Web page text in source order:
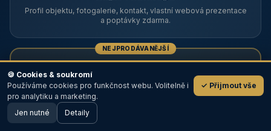
Profil objektu, fotogalerie, kontakt, vlastní webová prezentace
a poptávky zdarma.
NEJPRODÁVANĚJŠÍ
Prémiový partner
TOP pozice na titulce, přednost ve výpisech, zlatý odznak a
💬
🖥️ Desktop verze
🍪 Cookies & soukromí
Používáme cookies pro funkčnost webu. Volitelně i
pro analytiku a marketing.
✓ Přijmout vše
Jen nutné Detaily